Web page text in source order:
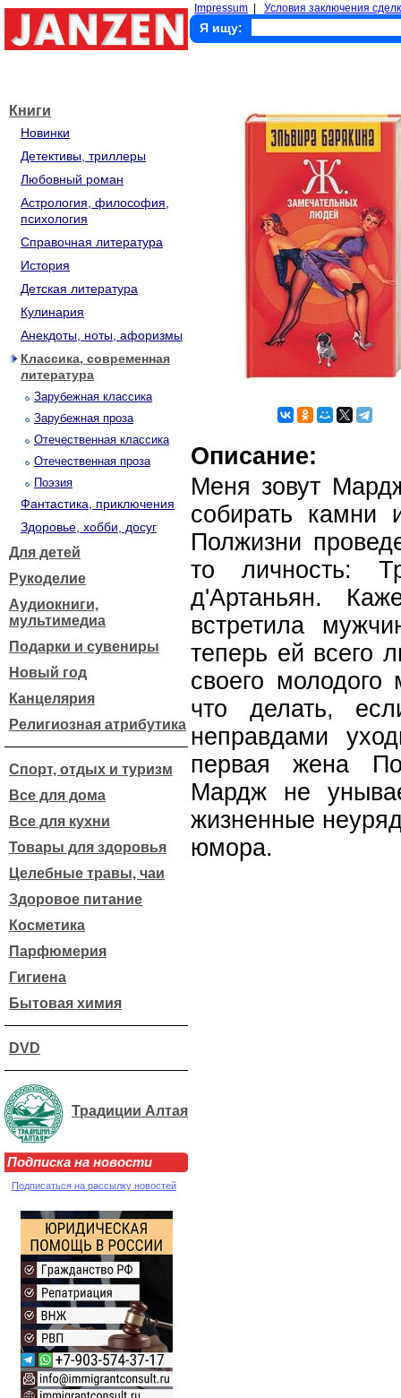
Impressum Условия заключения
Я ищу:
Книги
Новинки
Детективы, триллеры
Любовный роман
Астрология, философия,
психология
Справочная литература
История
Детская литература
Кулинария
Анекдоты, ноты, афоризмы
Классика, современная
литература
Зарубежная классика
Зарубежная проза
Отечественная классика
Отечественная проза
Поэзия
Фантастика, приключения
Здоровье, хобби, досуг
Для детей
Рукоделие
Аудиокниги,
мультимедиа
Подарки и сувениры
Новый год
Канцелярия
Религиозная атрибутика
Спорт, отдых и туризм
Все для дома
Все для кухни
Товары для здоровья
Целебные травы, чаи
Здоровое питание
Косметика
Парфюмерия
Гигиена
Бытовая химия
DVD
Традиции Алтая
Подписка на новости
Подписаться на рассылку новостей
Описание:
Меня зовут
собирать камни
Полжизни
то личность:
д'Артаньян.
встретила
теперь ей всего
своего
что делать,
неправдами
первая жена
Мардж не
жизненные
юмора.